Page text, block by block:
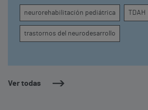
Ver todas
atención, la regulación emocional y la
conducta
neurorehabilitación pediátrica TDAH
trastornos del neurodesarrollo